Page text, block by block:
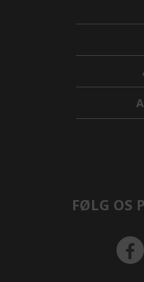
FØLG OS